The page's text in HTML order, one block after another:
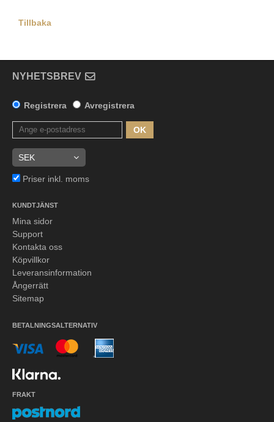
Tillbaka
NYHETSBREV
Registrera Avregistrera
OK
Priser inkl. moms
KUNDTJÄNST
Mina sidor
Support
Kontakta oss
Köpvillkor
Leveransinformation
Ångerrätt
Sitemap
BETALNINGSALTERNATIV
FRAKT